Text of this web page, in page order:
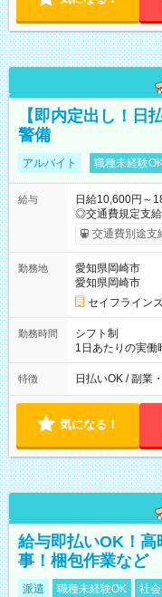
【即内定出し！日
警備
アルバイト 職種未経験
給与
日給10,600円～
◎交通費規定支
翌5時は割増給
＞ 日給10,600円×22日稼
可能です☺ 【試用期間】試用期間あり 試用期間の長さ：3ヶ月
雇用形態、給与
交通費別途支
勤務地
愛知県岡崎市
愛知県岡崎市
セイフライン
勤務時間
シフト制
1日あたりの実
21：00～6：00
ほとんどなし！
も日給は同額支
事も可能。
特徴 日払いOK / 副業
気になる！
給与即払いOK！
事！梱包作業など
派遣 職種未経験OK 社